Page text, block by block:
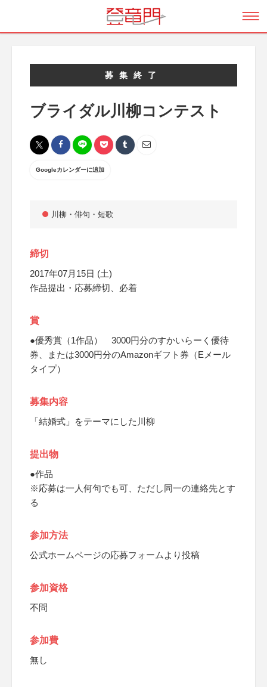
募集終了
ブライダル川柳コンテスト
Googleカレンダーに追加
川柳・俳句・短歌
締切
2017年07月15日 (土)
作品提出・応募締切、必着
賞
●優秀賞（1作品） 3000円分のすかいらーく優待
券、または3000円分のAmazonギフト券（Eメール
タイプ）
募集内容
「結婚式」をテーマにした川柳
提出物
●作品
※応募は一人何句でも可、ただし同一の連絡先とす
る
参加方法
公式ホームページの応募フォームより投稿
参加資格
不問
参加費
無し